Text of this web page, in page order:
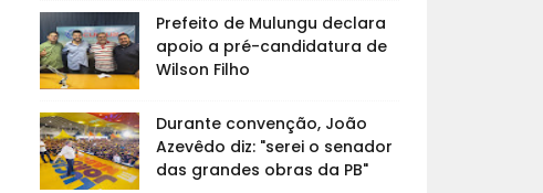
Prefeito de Mulungu declara
apoio a pré-candidatura de
Wilson Filho
Durante convenção, João
Azevêdo diz: "serei o senador
das grandes obras da PB"